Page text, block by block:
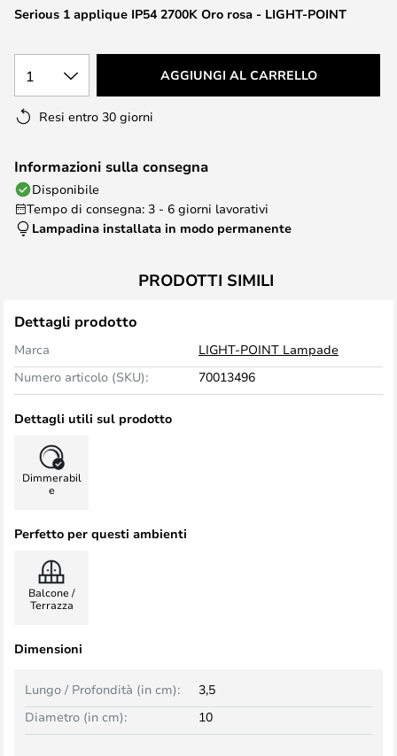
Serious 1 applique IP54 2700K Oro rosa - LIGHT-POINT
1 AGGIUNGI AL CARRELLO
Resi entro 30 giorni
Informazioni sulla consegna
Disponibile
Tempo di consegna: 3 - 6 giorni lavorativi
Lampadina installata in modo permanente
PRODOTTI SIMILI
Dettagli prodotto
Marca
LIGHT-POINT Lampade
Numero articolo (SKU):
70013496
Dettagli utili sul prodotto
Dimmerabil
e
Perfetto per questi ambienti
Balcone /
Terrazza
Dimensioni
Lungo / Profondità (in cm):
3,5
Diametro (in cm):
10